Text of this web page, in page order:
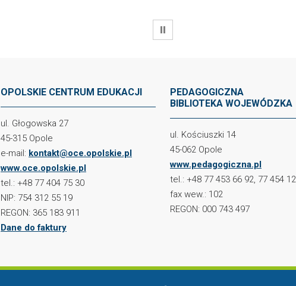
WSTRZYMAJ
OPOLSKIE CENTRUM EDUKACJI
ul. Głogowska 27
45-315 Opole
e-mail: kontakt@oce.opolskie.pl
www.oce.opolskie.pl
tel.: +48 77 404 75 30
NIP: 754 312 55 19
REGON: 365 183 911
Dane do faktury
PEDAGOGICZNA
BIBLIOTEKA WOJEWÓDZKA
ul. Kościuszki 14
45-062 Opole
www.pedagogiczna.pl
tel.: +48 77 453 66 92, 77 454
fax wew.: 102
REGON: 000 743 497